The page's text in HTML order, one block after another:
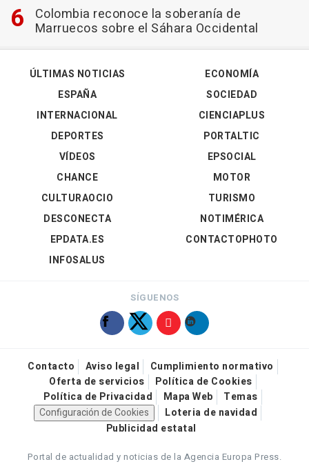
Colombia reconoce la soberanía de
Marruecos sobre el Sáhara Occidental
ÚLTIMAS NOTICIAS
ESPAÑA
INTERNACIONAL
DEPORTES
VÍDEOS
ECONOMÍA
SOCIEDAD
CIENCIAPLUS
PORTALTIC
EPSOCIAL
CHANCE
CULTURAOCIO
DESCONECTA
EPDATA.ES
INFOSALUS
MOTOR
TURISMO
NOTIMÉRICA
CONTACTOPHOTO
SÍGUENOS
Contacto Aviso legal
Cumplimiento normativo
Oferta de servicios
Política de Cookies
Política de Privacidad
Mapa Web
Temas
Configuración de Cookies
Loteria de navidad
Publicidad estatal
Portal de actualidad y noticias de la Agencia Europa Press.